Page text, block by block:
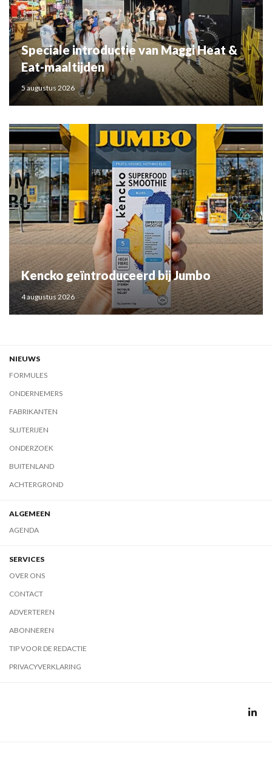
Speciale introductie van Maggi Heat &
Eat-maaltijden
5 augustus 2026
Kencko geïntroduceerd bij Jumbo
4 augustus 2026
NIEUWS
FORMULES
ONDERNEMERS
FABRIKANTEN
SLIJTERIJEN
ONDERZOEK
BUITENLAND
ACHTERGROND
ALGEMEEN
AGENDA
SERVICES
OVER ONS
CONTACT
ADVERTEREN
ABONNEREN
TIP VOOR DE REDACTIE
PRIVACYVERKLARING